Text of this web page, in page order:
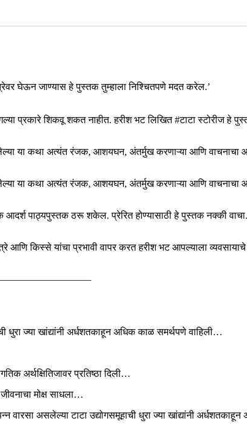
घेऊन जाण्यास हे पुस्तक तुम्हाला निश्चितपणे मदत करेल.’
प्रकारे शिकवू शकत नाहीत. हरीश भट लिखित #टाटा स्टोरीज हे
या कथा अत्यंत रंजक, आशयघन, अंतर्मुख करणाऱ्या आणि वाचनाचा
या कथा अत्यंत रंजक, आशयघन, अंतर्मुख करणाऱ्या आणि वाचनाचा
पाठ्यपुस्तक ठरू शकेल. प्रेरित होण्यासाठी हे पुस्तक नक्की
किस्से यांचा प्रभावी वापर करत हरीश भट आपल्याला व्यवसायाचे
धुरा ज्या खांद्यांनी अर्धशतकाहून अधिक काळ समर्थपणे वाहिली…
अर्थक्षितिजावर प्रतिष्ठा दिली…
मोक्ष साधला…
वारसा असलेल्या टाटा उद्योगसमूहाची धुरा ज्या खांद्यांनी